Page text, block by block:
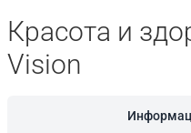
Красота и
Vision